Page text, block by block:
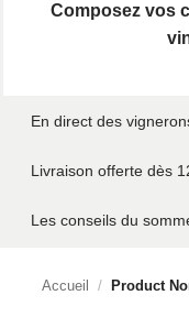
Composez vos
En direct des
Livraison offerte dès
Les conseils du
Accueil / Product